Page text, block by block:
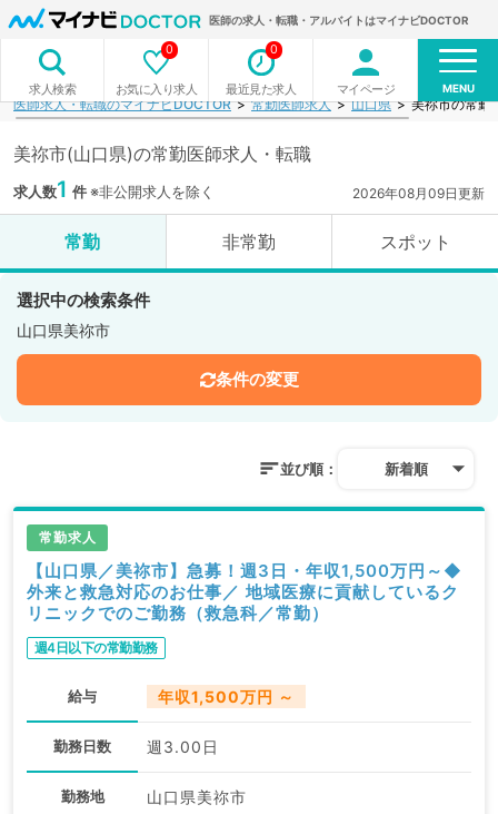
医師の求人・転職・アルバイトはマイナビDOCTOR
求人検索 お気に入り求人
0
最近見た求人
0
マイページ MENU
医師求人・転職のマイナビDOCTOR 常勤医師求人 山口県 美祢市の常勤
美祢市(山口県)の常勤医師求人・転職
求人数1 件※非公開求人を除く 2026年08月09日更新
常勤 非常勤 スポット
選択中の検索条件
山口県美祢市
条件の変更
並び順： 新着順
常勤求人
【山口県／美祢市】急募！週3日・年収1,500万円～◆
外来と救急対応のお仕事／ 地域医療に貢献しているク
リニックでのご勤務（救急科／常勤）
週4日以下の常勤勤務
給与 年収1,500万円 ～
勤務日数 週3.00日
勤務地 山口県美祢市